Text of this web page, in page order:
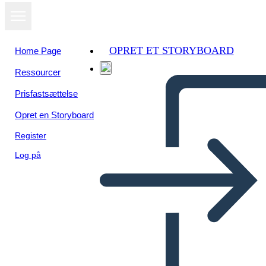
Home Page
Ressourcer
Prisfastsættelse
Opret en Storyboard
Register
Log på
OPRET ET STORYBOARD